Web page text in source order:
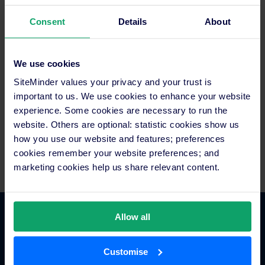
Consent Details About
We use cookies
SiteMinder values your privacy and your trust is
important to us. We use cookies to enhance your website
experience. Some cookies are necessary to run the
website. Others are optional: statistic cookies show us
how you use our website and features; preferences
cookies remember your website preferences; and
marketing cookies help us share relevant content.
Allow all
Customise